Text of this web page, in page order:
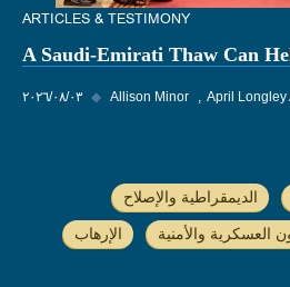
ARTICLES & TESTIMONY
A Saudi-Emirati Thaw Can
٠٣‏/٠٨‏/٢٠٢٦ ◆ Allison Minor April Longley
الديمقراطية والإصلاح
العسكرية والأمنية الإرهاب